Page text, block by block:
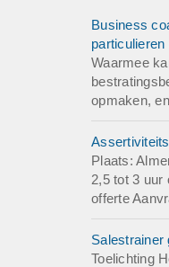
Business
particulieren
Waarmee
opmaken,
Plaats:
2,5 tot 3 uur
offerte
Salestrainer
Toelichting